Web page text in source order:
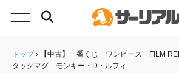
トップ›
【中古】一番くじ ワンピース FILM
タッグマグ モンキー・D・ルフィ